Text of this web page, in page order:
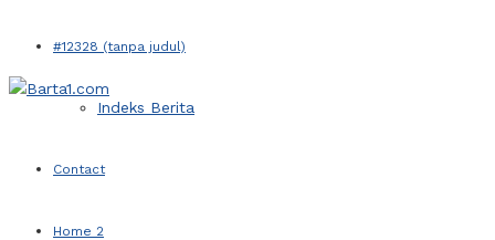
#12328 (tanpa judul)
Indeks Berita
Contact
Home 2